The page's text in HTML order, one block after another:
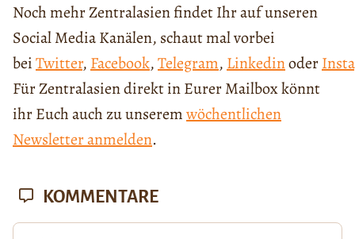
Noch mehr Zentralasien findet Ihr auf unseren
Social Media Kanälen, schaut mal vorbei
beiTwitter, Facebook,Telegram, Linkedinoder
Für Zentralasien direkt in Eurer Mailbox könnt
ihr Euch auch zu unseremwöchentlichen
Newsletter anmelden.
KOMMENTARE